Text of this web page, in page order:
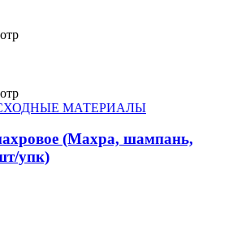
МАТЕРИАЛЫ
(Махра, шампань,
упк)